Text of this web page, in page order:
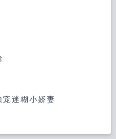
迷糊小娇妻